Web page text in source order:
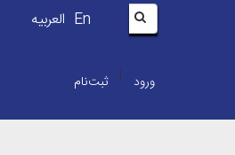
En العربیه
ورود | ثبت‌نام